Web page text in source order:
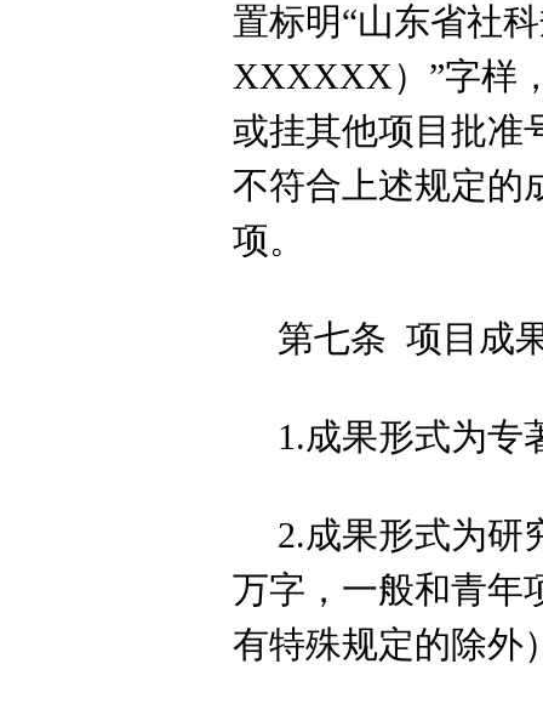
置标明“山东省社
XXXXXX） ”字样
或挂其他项目批准
不符合上述规定的
项。
第七条 项目成
1.成果形式为专
2.成果形式为研
万字，一般和青年
有特殊规定的除外